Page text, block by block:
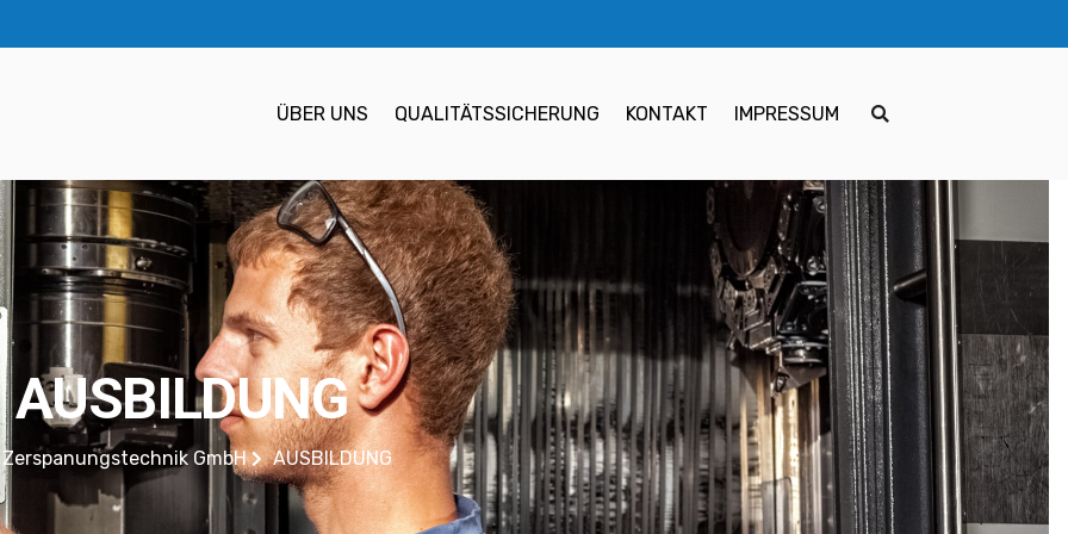
ÜBER UNS QUALITÄTSSICHERUNG KONTAKT IMPRESSUM
AUSBILDUNG
Zerspanungstechnik GmbH AUSBILDUNG